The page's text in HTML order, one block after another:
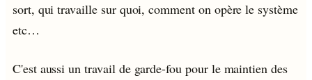
sort, qui travaille sur quoi, comment on opère le système
etc…
C'est aussi un travail de garde-fou pour le maintien des